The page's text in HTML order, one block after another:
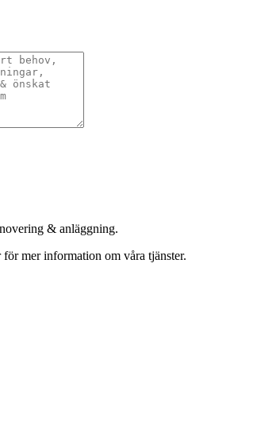
& anläggning.
mer information om våra tjänster.